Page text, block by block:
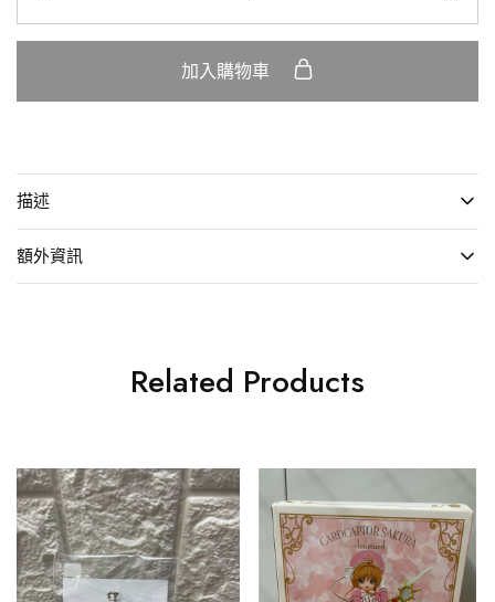
加入購物車
描述
額外資訊
Related Products